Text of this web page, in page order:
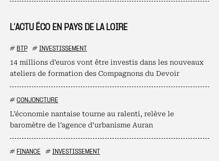
L’ACTU ÉCO EN PAYS DE LA LOIRE
# BTP # INVESTISSEMENT
14 millions d’euros vont être investis dans les nouveaux
ateliers de formation des Compagnons du Devoir
# CONJONCTURE
L’économie nantaise tourne au ralenti, relève le
baromètre de l’agence d’urbanisme Auran
# FINANCE # INVESTISSEMENT